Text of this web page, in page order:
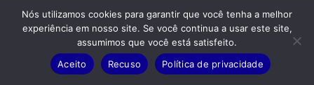
Nós utilizamos cookies para garantir que você tenha a melhor
experiência em nosso site. Se você continua a usar este site,
assumimos que você está satisfeito.
Aceito
Recuso Política de privacidade